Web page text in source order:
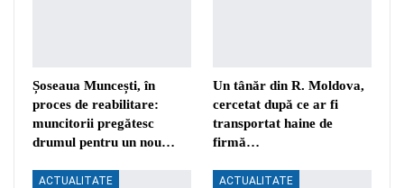
Șoseaua Muncești, în
proces de reabilitare:
muncitorii pregătesc
drumul pentru un nou…
Un tânăr din R. Moldova,
cercetat după ce ar fi
transportat haine de
firmă…
ACTUALITATE ACTUALITATE